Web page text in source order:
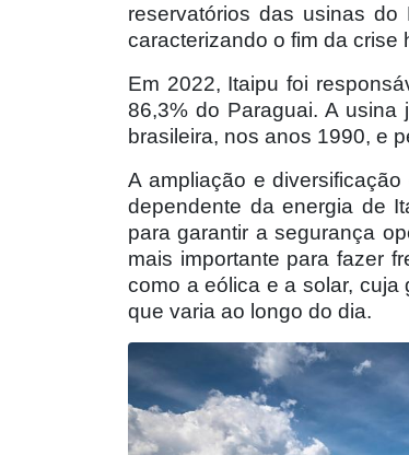
reservatórios das usinas
caracterizando o fim da crise
Em 2022, Itaipu foi
86,3% do Paraguai. A
brasileira, nos anos 1990, e
A ampliação e
dependente da energia de
para garantir a segurança
mais importante para fazer
como a eólica e a solar,
que varia ao longo do dia.